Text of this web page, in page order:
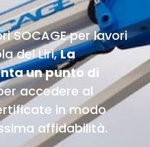
SOCAGE per lavori
del Liri,La
un punto di
accedere al
in modo
affidabilità.